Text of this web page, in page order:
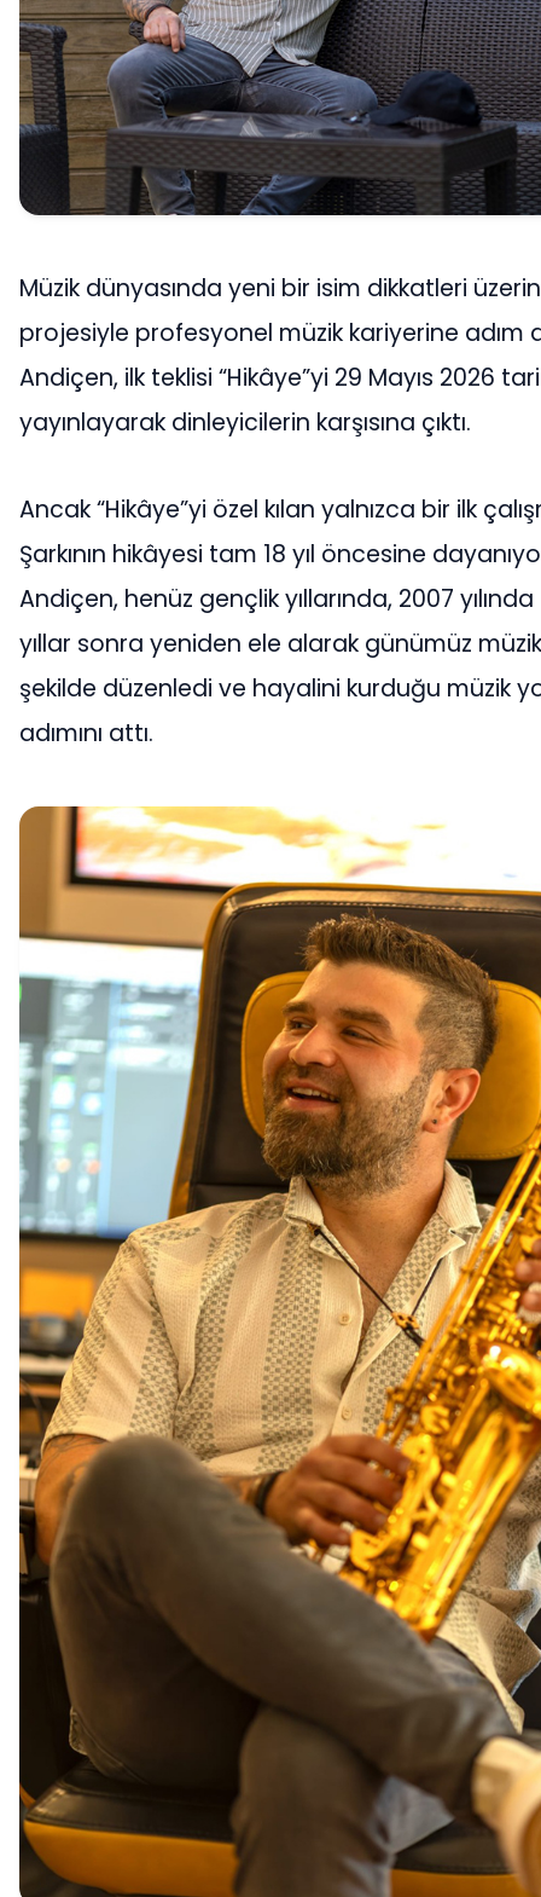
Müzik dünyasında yeni bir isim dikkatleri
projesiyle profesyonel müzik kariyerine adım
Andiçen, ilk teklisi “Hikâye”yi 29 Mayıs 2026
yayınlayarak dinleyicilerin karşısına çıktı.
Ancak “Hikâye”yi özel kılan yalnızca bir ilk
Şarkının hikâyesi tam 18 yıl öncesine
Andiçen, henüz gençlik yıllarında, 2007
yıllar sonra yeniden ele alarak günümüz
şekilde düzenledi ve hayalini kurduğu müzik
adımını attı.